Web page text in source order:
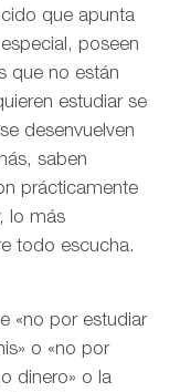
que apunta
poseen
que no están
estudiar se
desenvuelven
saben
prácticamente
lo más
todo escucha.
«no por estudiar
o «no por
dinero» o la